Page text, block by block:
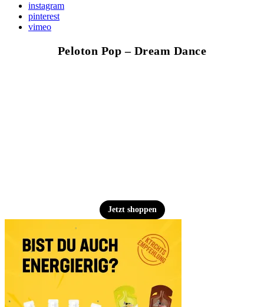
instagram
pinterest
vimeo
Peloton Pop – Dream Dance
Jetzt shoppen